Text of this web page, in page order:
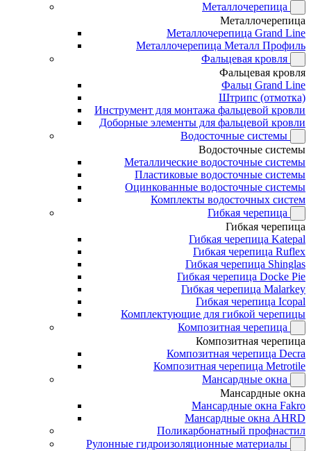
Металлочерепица
Металлочерепица
Металлочерепица Grand Line
Металлочерепица Металл Профиль
Фальцевая кровля
Фальцевая кровля
Фальц Grand Line
Штрипс (отмотка)
Инструмент для монтажа фальцевой кровли
Доборные элементы для фальцевой кровли
Водосточные системы
Водосточные системы
Металлические водосточные системы
Пластиковые водосточные системы
Оцинкованные водосточные системы
Комплекты водосточных систем
Гибкая черепица
Гибкая черепица
Гибкая черепица Katepal
Гибкая черепица Ruflex
Гибкая черепица Shinglas
Гибкая черепица Docke Pie
Гибкая черепица Malarkey
Гибкая черепица Icopal
Комплектующие для гибкой черепицы
Композитная черепица
Композитная черепица
Композитная черепица Decra
Композитная черепица Metrotile
Мансардные окна
Мансардные окна
Мансардные окна Fakro
Мансардные окна AHRD
Поликарбонатный профнастил
Рулонные гидроизоляционные материалы